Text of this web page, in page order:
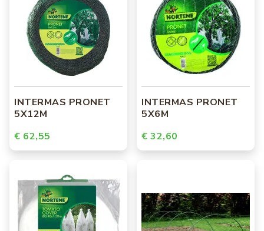
INTERMAS PRONET
5X12M
€ 62,55
INTERMAS PRONET
5X6M
€ 32,60